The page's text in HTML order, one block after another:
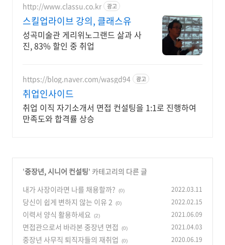
http://www.classu.co.kr 광고
스킬업라이브 강의, 클래스유
성곡미술관 게리위노그랜드 삶과 사
진, 83% 할인 중 취업
https://blog.naver.com/wasgd94 광고
취업인사이드
취업 이직 자기소개서 면접 컨설팅을 1:1로 진행하여
만족도와 합격률 상승
'중장년, 시니어 컨설팅' 카테고리의 다른 글
내가 사장이라면 나를 채용할까?
(0) 2022.03.11
당신이 쉽게 변하지 않는 이유 2 (0) 2022.02.15
이력서 양식 활용하세요 (2) 2021.06.09
면접관으로서 바라본 중장년 면접 (0) 2021.04.03
중장년 사무직 퇴직자들의 재취업 (0) 2020.06.19